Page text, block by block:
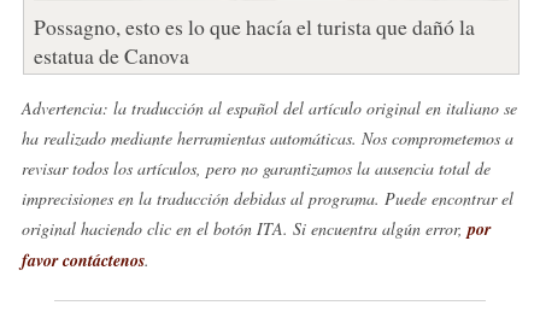
Possagno, esto es lo que hacía el turista que dañó la
estatua de Canova
Advertencia: la traducción al español del artículo original en italiano se
ha realizado mediante herramientas automáticas. Nos comprometemos a
revisar todos los artículos, pero no garantizamos la ausencia total de
imprecisiones en la traducción debidas al programa. Puede encontrar el
original haciendo clic en el botón ITA. Si encuentra algún error, por
favor contáctenos.